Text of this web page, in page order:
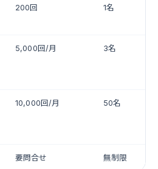
200回 1名
5,000回/月 3名
10,000回/月 50名
要問合せ 無制限